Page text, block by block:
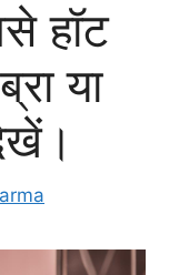
हॉट
या